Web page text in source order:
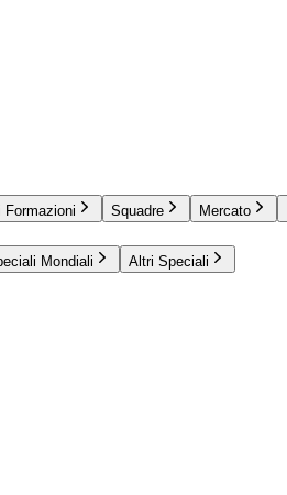
Formazioni Squadre Mercato
Mondiali Altri Speciali